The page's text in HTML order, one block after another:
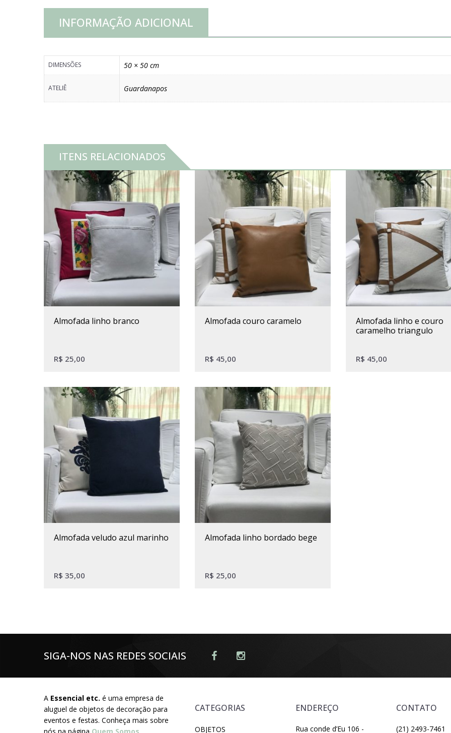
INFORMAÇÃO ADICIONAL
DIMENSÕES 50 × 50 cm
ATELIÊ Guardanapos
ITENS RELACIONADOS
almofada linho branco
R$ 25,00
almofada couro caramelo
R$ 45,00
almofada linho e couro
caramelho triangulo
R$ 45,00
almofada veludo azul marinho
R$ 35,00
almofada linho bordado bege
R$ 25,00
SIGA-NOS NAS REDES SOCIAIS
A Essencial etc. é uma empresa de
aluguel de objetos de decoração para
eventos e festas. Conheça mais sobre
nós na página Quem Somos
CATEGORIAS
OBJETOS
ENDEREÇO
Rua conde d’Eu 106 -
CONTATO
(21) 2493-7461